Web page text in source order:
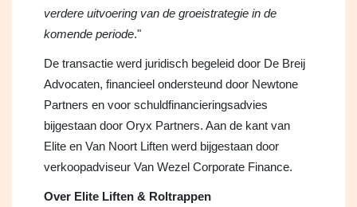
verdere uitvoering van de groeistrategie in de
komende periode."
De transactie werd juridisch begeleid door De Breij
Advocaten, financieel ondersteund door Newtone
Partners en voor schuldfinancieringsadvies
bijgestaan door Oryx Partners. Aan de kant van
Elite en Van Noort Liften werd bijgestaan door
verkoopadviseur Van Wezel Corporate Finance.
Over Elite Liften & Roltrappen